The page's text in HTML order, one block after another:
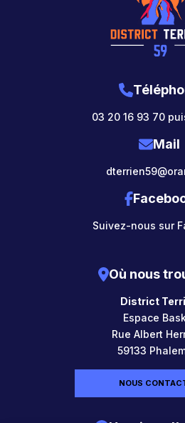
03 20 16 93 70
Mail
Suivez-nous sur
Où nous
District
Espace
Rue Albert
59133
NOUS